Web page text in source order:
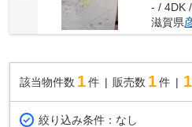
- / 4DK
滋賀県
該当物件数 1件 販売数 1 件
絞り込み条件： なし